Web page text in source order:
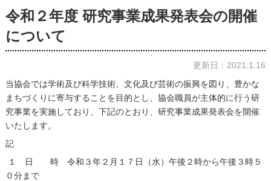
令和２年度 研究事業成果発表会の開催
について
更新日：2021.1.16
当協会では学術及び科学技術、文化及び芸術の振興を図り、豊かな
まちづくりに寄与することを目的とし、協会職員が主体的に行う研
究事業を実施しており、下記のとおり、研究事業成果発表会を開催
いたします。
記
１ 日 時 令和３年２月１７日（水）午後２時から午後３時５
０分まで